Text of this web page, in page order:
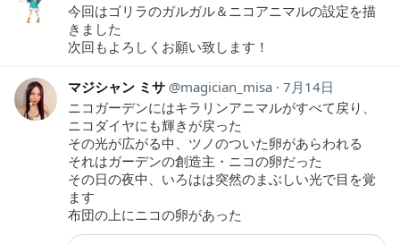
今回はゴリラのガルガル＆ニコアニマルの設定を描
きました
次回もよろしくお願い致します！
マジシャン ミサ magician_misa 7月14日
ニコガーデンにはキラリンアニマルがすべて戻り、
ニコダイヤにも輝きが戻った
その光が広がる中、ツノのついた卵があらわれる
それはガーデンの創造主・ニコの卵だった
その日の夜中、いろはは突然のまぶしい光で目を覚
ます
布団の上にニコの卵があった